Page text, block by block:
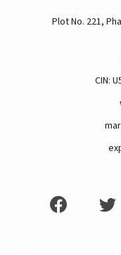
Plot No. 221,
CIN: